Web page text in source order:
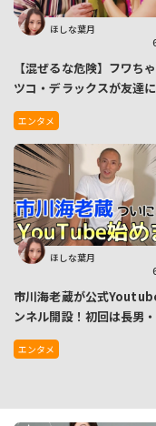
ほしな葉月
【混ぜるな危険】フワち
ツコ・デラックスが友達
ショット公開でネットには
友情を期待する声
エンタメ
ほしな葉月
市川海老蔵が公式
ンネル開設！初回は長男
んからの質問コーナーでほ
エンタメ